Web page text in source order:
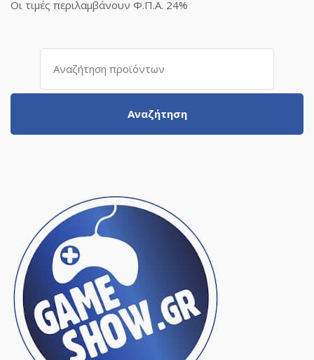
Οι τιμές περιλαμβάνουν Φ.Π.Α. 24%
Αναζήτηση
Αναζήτηση